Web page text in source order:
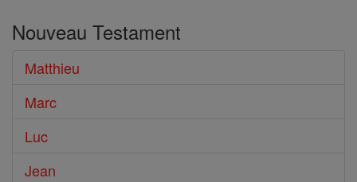
le
Bible
Nouveau Testament
Matthieu
Marc
Luc
Jean